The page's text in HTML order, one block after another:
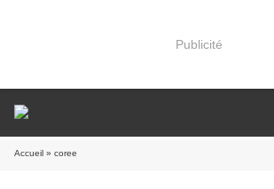
Publicité
Accueil » coree